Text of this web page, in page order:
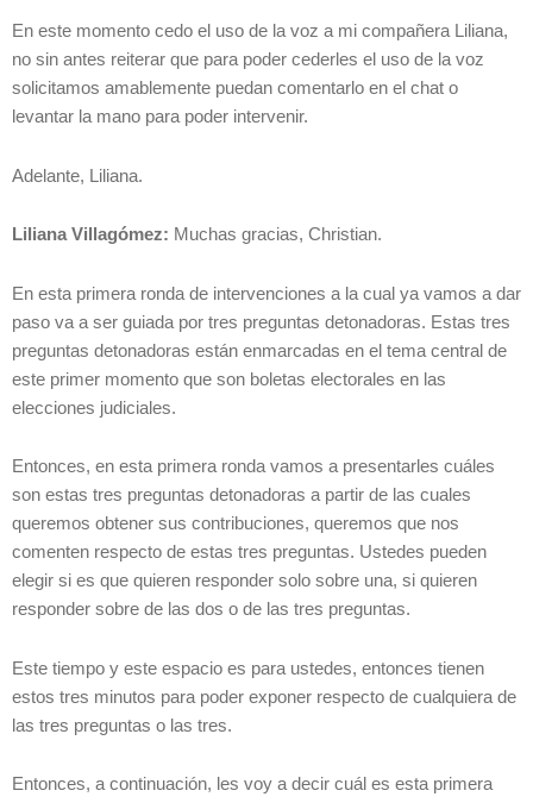
En este momento cedo el uso de la voz a mi compañera Liliana,
no sin antes reiterar que para poder cederles el uso de la voz
solicitamos amablemente puedan comentarlo en el chat o
levantar la mano para poder intervenir.
Adelante, Liliana.
Liliana Villagómez: Muchas gracias, Christian.
En esta primera ronda de intervenciones a la cual ya vamos a dar
paso va a ser guiada por tres preguntas detonadoras. Estas tres
preguntas detonadoras están enmarcadas en el tema central de
este primer momento que son boletas electorales en las
elecciones judiciales.
Entonces, en esta primera ronda vamos a presentarles cuáles
son estas tres preguntas detonadoras a partir de las cuales
queremos obtener sus contribuciones, queremos que nos
comenten respecto de estas tres preguntas. Ustedes pueden
elegir si es que quieren responder solo sobre una, si quieren
responder sobre de las dos o de las tres preguntas.
Este tiempo y este espacio es para ustedes, entonces tienen
estos tres minutos para poder exponer respecto de cualquiera de
las tres preguntas o las tres.
Entonces, a continuación, les voy a decir cuál es esta primera